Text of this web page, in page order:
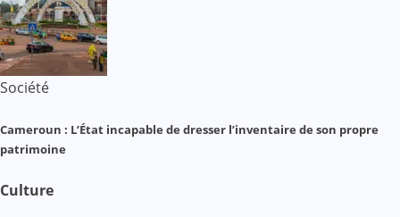
Société
Cameroun : L’État incapable de dresser l’inventaire de son propre
patrimoine
Culture